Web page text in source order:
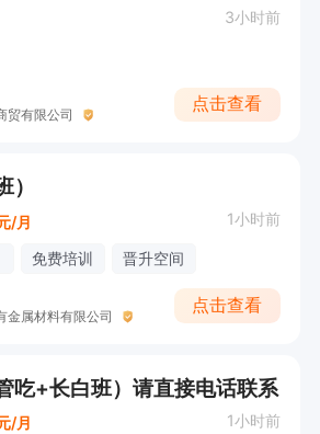
3小时前
贸有限公司
点击查看
/月 1小时前
免费培训 晋升空间
金属材料有限公司
点击查看
吃+长白班）请直接电话联系
/月 1小时前